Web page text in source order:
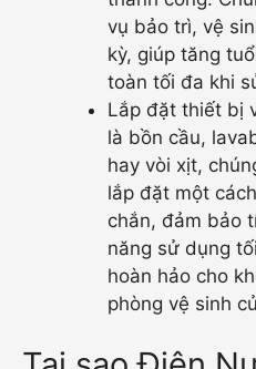
vụ bảo trì, vệ
kỳ, giúp tăng
toàn tối đa khi
Lắp đặt thiết bị
là bồn cầu,
hay vòi xịt,
lắp đặt một
chắn, đảm bảo
năng sử dụng
hoàn hảo cho
phòng vệ sinh